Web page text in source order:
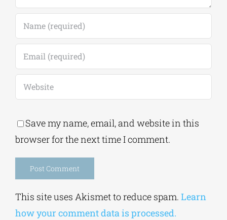
Save my name, email, and website in this
browser for the next time I comment.
This site uses Akismet to reduce spam. Learn
how your comment data is processed.